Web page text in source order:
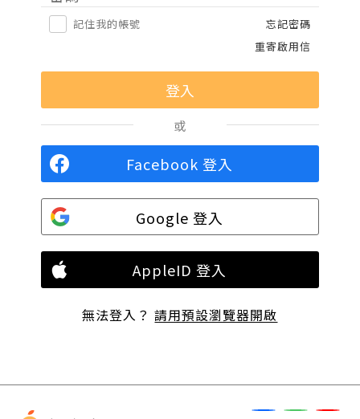
記住我的帳號
忘記密碼
重寄啟用信
或
Facebook 登入
Google 登入
AppleID 登入
無法登入？請用預設瀏覽器開啟